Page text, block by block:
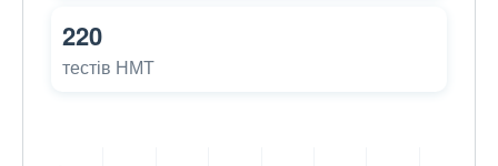
220
тестів НМТ